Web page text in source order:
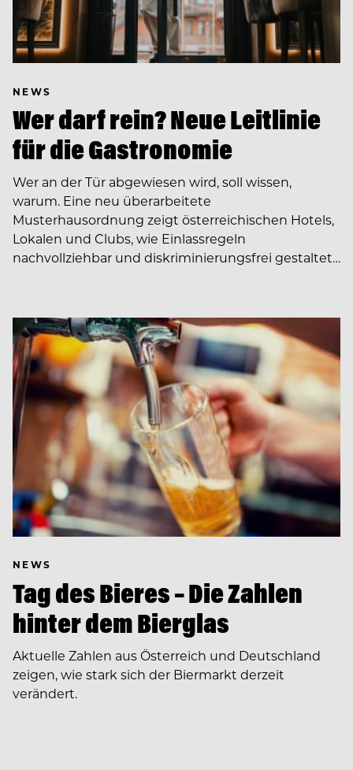
NEWS
Wer darf rein? Neue Leitlinie
für die Gastronomie
Wer an der Tür abgewiesen wird, soll wissen,
warum. Eine neu überarbeitete
Musterhausordnung zeigt österreichischen Hotels,
Lokalen und Clubs, wie Einlassregeln
nachvollziehbar und diskriminierungsfrei gestaltet…
NEWS
Tag des Bieres – Die Zahlen
hinter dem Bierglas
Aktuelle Zahlen aus Österreich und Deutschland
zeigen, wie stark sich der Biermarkt derzeit
verändert.